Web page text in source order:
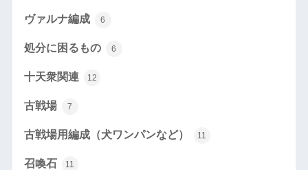
ヴァルナ編成 6
処分に困るもの 6
十天衆関連 12
古戦場 7
古戦場用編成（犬ワンパンなど） 11
召喚石 11